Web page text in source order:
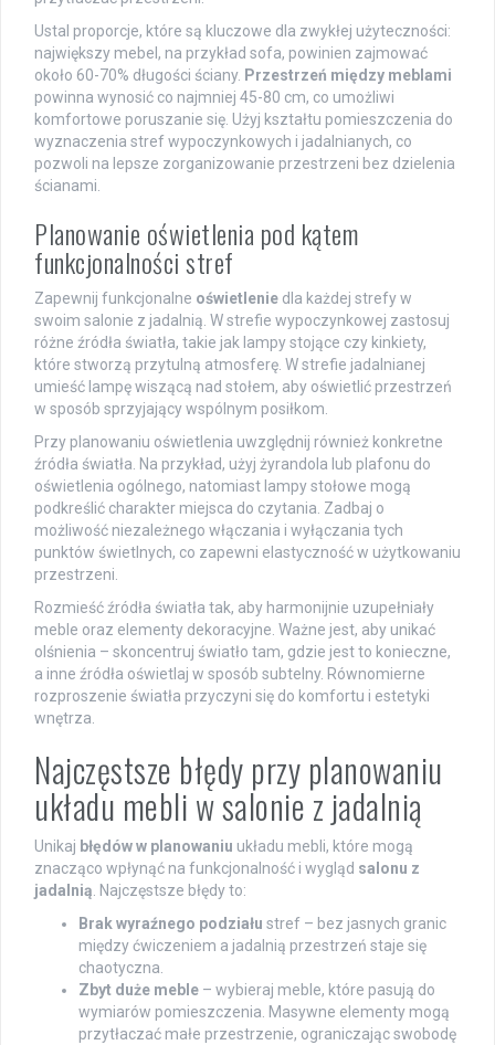
Ustal proporcje, które są kluczowe dla zwykłej użyteczności:
największy mebel, na przykład sofa, powinien zajmować
około 60-70% długości ściany. Przestrzeń między meblami
powinna wynosić co najmniej 45-80 cm, co umożliwi
komfortowe poruszanie się. Użyj kształtu pomieszczenia do
wyznaczenia stref wypoczynkowych i jadalnianych, co
pozwoli na lepsze zorganizowanie przestrzeni bez dzielenia
ścianami.
Planowanie oświetlenia pod kątem
funkcjonalności stref
Zapewnij funkcjonalne oświetlenie dla każdej strefy w
swoim salonie z jadalnią. W strefie wypoczynkowej zastosuj
różne źródła światła, takie jak lampy stojące czy kinkiety,
które stworzą przytulną atmosferę. W strefie jadalnianej
umieść lampę wiszącą nad stołem, aby oświetlić przestrzeń
w sposób sprzyjający wspólnym posiłkom.
Przy planowaniu oświetlenia uwzględnij również konkretne
źródła światła. Na przykład, użyj żyrandola lub plafonu do
oświetlenia ogólnego, natomiast lampy stołowe mogą
podkreślić charakter miejsca do czytania. Zadbaj o
możliwość niezależnego włączania i wyłączania tych
punktów świetlnych, co zapewni elastyczność w użytkowaniu
przestrzeni.
Rozmieść źródła światła tak, aby harmonijnie uzupełniały
meble oraz elementy dekoracyjne. Ważne jest, aby unikać
olśnienia – skoncentruj światło tam, gdzie jest to konieczne,
a inne źródła oświetlaj w sposób subtelny. Równomierne
rozproszenie światła przyczyni się do komfortu i estetyki
wnętrza.
Najczęstsze błędy przy planowaniu
układu mebli w salonie z jadalnią
Unikaj błędów w planowaniu układu mebli, które mogą
znacząco wpłynąć na funkcjonalność i wygląd salonu z
jadalnią . Najczęstsze błędy to:
Brak wyraźnego podziału stref – bez jasnych granic
między ćwiczeniem a jadalnią przestrzeń staje się
chaotyczna.
Zbyt duże meble – wybieraj meble, które pasują do
wymiarów pomieszczenia. Masywne elementy mogą
przytłaczać małe przestrzenie, ograniczając swobodę